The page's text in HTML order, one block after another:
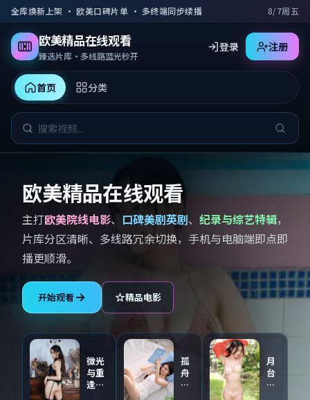
跳到主要内容
全库焕新上架 · 欧美口碑片单 · 多终端同步续播 8/7周五
欧美精品在线观看
臻选片库·多线路蓝光秒开
首页 分类
登录 注册
欧美精品在线观看
主打欧美院线电影、 口碑美剧英剧、 纪录与综艺特辑，
片库分区清晰、多线路冗余切换，手机与电脑端即点即
播更顺滑。
开始观看 精品电影
微光
与重
逢
孤
舟
与
月
台
与